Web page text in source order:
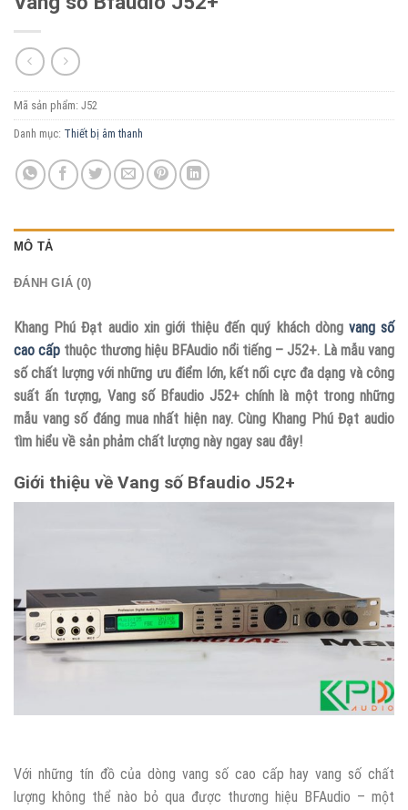
Mã sản phẩm: J52
Danh mục: Thiết bị âm thanh
MÔ TẢ
ĐÁNH GIÁ (0)
Khang Phú Đạt audio xin giới thiệu đến quý khách dòng vang số
cao cấp thuộc thương hiệu BFAudio nổi tiếng – J52+. Là mẫu vang
số chất lượng với những ưu điểm lớn, kết nối cực đa dạng và công
suất ấn tượng, Vang số Bfaudio J52+ chính là một trong những
mẫu vang số đáng mua nhất hiện nay. Cùng Khang Phú Đạt audio
tìm hiểu về sản phảm chất lượng này ngay sau đây!
Giới thiệu về Vang số Bfaudio J52+
Với những tín đồ của dòng vang số cao cấp hay vang số chất
lượng không thể nào bỏ qua được thương hiệu BFAudio – một